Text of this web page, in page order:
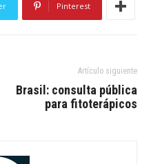
Pinterest
Artículo siguiente
Brasil: consulta pública
para fitoterápicos